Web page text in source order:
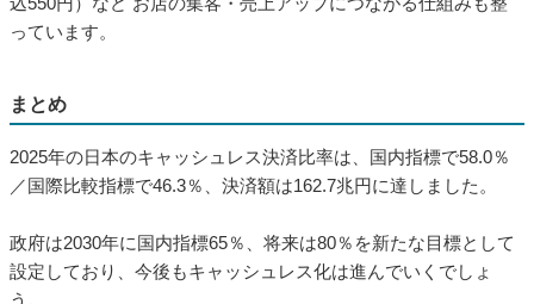
っています。
まとめ
2025年の日本のキャッシュレス決済比率は、国内指標で58.0％
／国際比較指標で46.3％、決済額は162.7兆円に達しました。
政府は2030年に国内指標65％、将来は80％を新たな目標として
設定しており、今後もキャッシュレス化は進んでいくでしょ
う。